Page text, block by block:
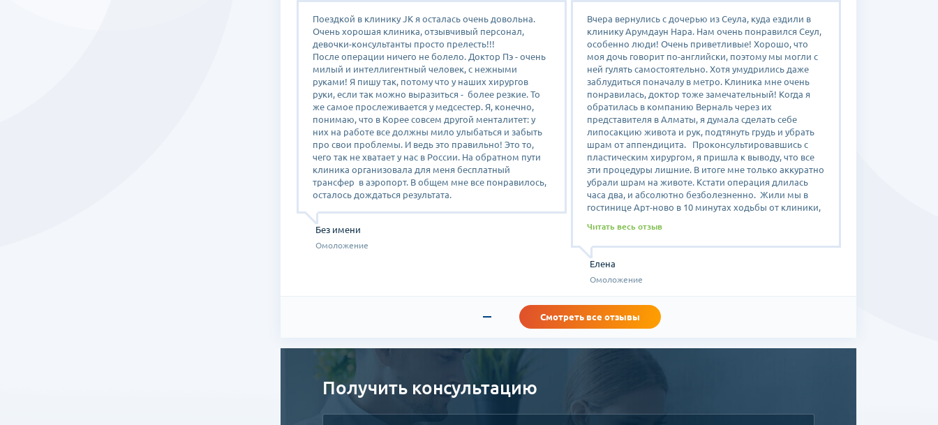
Поездкой в клинику JK я осталась очень довольна.
Очень хорошая клиника, отзывчивый персонал,
девочки-консультанты просто прелесть!!!
После операции ничего не болело. Доктор Пэ - очень
милый и интеллигентный человек, с нежными
руками! Я пишу так, потому что у наших хирургов
руки, если так можно выразиться - более резкие. То
же самое прослеживается у медсестер. Я, конечно,
понимаю, что в Корее совсем другой менталитет: у
них на работе все должны мило улыбаться и забыть
про свои проблемы. И ведь это правильно! Это то,
чего так не хватает у нас в России. На обратном пути
клиника организовала для меня бесплатный
трансфер в аэропорт. В общем мне все понравилось,
осталось дождаться результата.
Без имени
Омоложение
Вчера вернулись с дочерью из Сеула, куда ездили в
клинику Арумдаун Нара. Нам очень понравился Сеул,
особенно люди! Очень приветливые! Хорошо, что
моя дочь говорит по-английски, поэтому мы могли с
ней гулять самостоятельно. Хотя умудрились даже
заблудиться поначалу в метро. Клиника мне очень
понравилась, доктор тоже замечательный! Когда я
обратилась в компанию Верналь через их
представителя в Алматы, я думала сделать себе
липосакцию живота и рук, подтянуть грудь и убрать
шрам от аппендицита. Проконсультировавшись с
пластическим хирургом, я пришла к выводу, что все
эти процедуры лишние. В итоге мне только аккуратно
убрали шрам на животе. Кстати операция длилась
часа два, и абсолютно безболезненно. Жили мы в
гостинице Арт-ново в 10 минутах ходьбы от клиники,
Сначала на разведку съездили на такси до клиники, а
потом уже пешком ходили. Единственный минус в
гостинице - застоявшийся запах сигарет в нашем
номере. С кухней тоже проблем не было. В общем
поездка нам с дочей понравилась!
Читать весь отзыв
Елена
Омоложение
Смотреть все отзывы
Получить консультацию